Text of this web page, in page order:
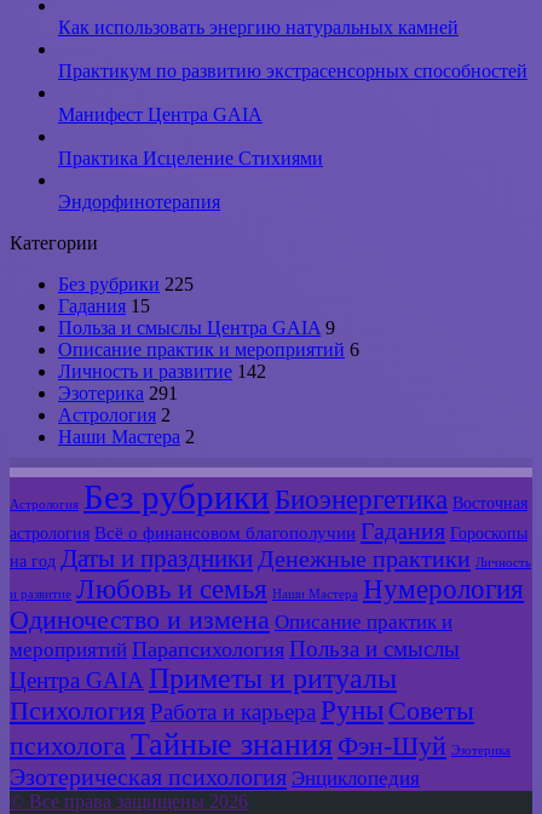
Как использовать энергию натуральных камней
Практикум по развитию экстрасенсорных способностей
Манифест Центра GAIA
Практика Исцеление Стихиями
Эндорфинотерапия
Категории
Без рубрики 225
Гадания 15
Польза и смыслы Центра GAIA 9
Описание практик и мероприятий 6
Личность и развитие 142
Эзотерика 291
Астрология 2
Наши Мастера 2
Астрология Без рубрики Биоэнергетика Восточная
астрология Всё о финансовом благополучии Гадания Гороскопы
на год Даты и праздники Денежные практики Личность
и развитие Любовь и семья Наши Мастера Нумерология
Одиночество и измена Описание практик и
мероприятий Парапсихология Польза и смыслы
Центра GAIA Приметы и ритуалы
ПсихологияРабота и карьера Руны Советы
психологаТайные знания Фэн-Шуй Эзотерика
Эзотерическая психология Энциклопедия
© Все права защищены 2026